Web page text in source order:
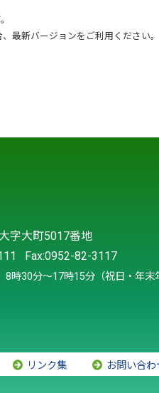
最新バージョンをご利用ください。
字大町5017番地
Fax:0952-82-3117
時30分～17時15分（祝日・年末
リンク集 お問い合わ